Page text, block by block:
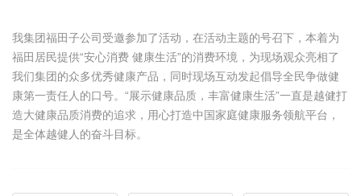
我集团福田子公司受邀参加了活动，在活动主题的号召下，本着为
福田居民提供“安心消费 健康生活”的消费环境，为现场观众亮相了
我们集团的众多优秀健康产品，同时现场互动发起倡导全民争做健
康第一责任人的口号。“展示健康品质，丰富健康生活”一直是越健打
造大健康品质消费的追求，用心打造中国家庭健康服务领航平台，
是全体越健人的奋斗目标。